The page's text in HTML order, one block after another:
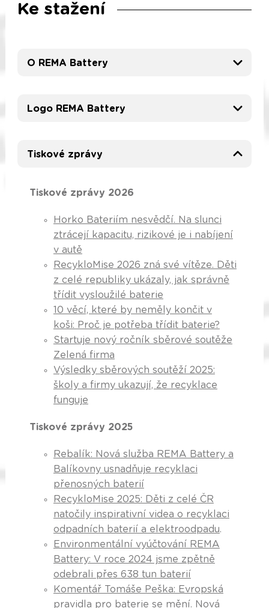
Ke stažení
O REMA Battery
Logo REMA Battery
Tiskové zprávy
Tiskové zprávy 2026
Horko Bateriím nesvědčí. Na slunci
ztrácejí kapacitu, rizikové je i nabíjení
v autě
RecykloMise 2026 zná své vítěze. Děti
z celé republiky ukázaly, jak správně
třídit vysloužilé baterie
10 věcí, které by neměly končit v
koši: Proč je potřeba třídit baterie?
Startuje nový ročník sběrové soutěže
Zelená firma
Výsledky sběrových soutěží 2025:
školy a firmy ukazují, že recyklace
funguje
Tiskové zprávy 2025
Rebalík: Nová služba REMA Battery a
Balíkovny usnadňuje recyklaci
přenosných baterií
RecykloMise 2025: Děti z celé ČR
natočily inspirativní videa o recyklaci
odpadních baterií a elektroodpadu.
Environmentální vyúčtování REMA
Battery: V roce 2024 jsme zpětně
odebrali přes 638 tun baterií
Komentář Tomáše Peška: Evropská
pravidla pro baterie se mění. Nová